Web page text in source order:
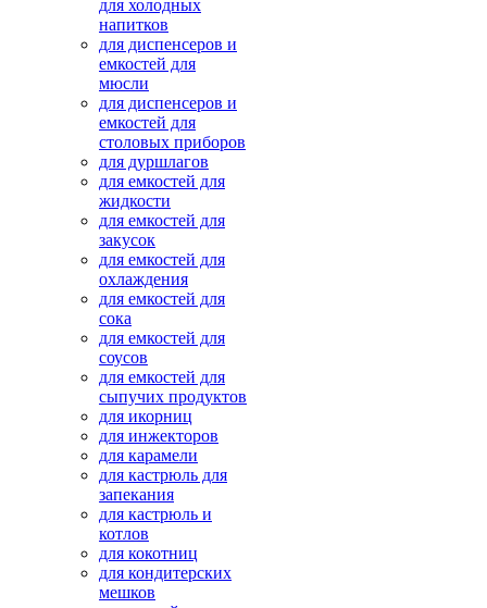
для холодных
напитков
для диспенсеров и
емкостей для
мюсли
для диспенсеров и
емкостей для
столовых приборов
для дуршлагов
для емкостей для
жидкости
для емкостей для
закусок
для емкостей для
охлаждения
для емкостей для
сока
для емкостей для
соусов
для емкостей для
сыпучих продуктов
для икорниц
для инжекторов
для карамели
для кастрюль для
запекания
для кастрюль и
котлов
для кокотниц
для кондитерских
мешков